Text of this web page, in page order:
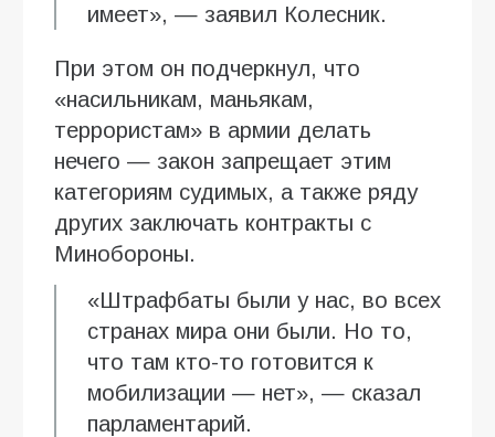
имеет», — заявил Колесник.
При этом он подчеркнул, что
«насильникам, маньякам,
террористам» в армии делать
нечего — закон запрещает этим
категориям судимых, а также ряду
других заключать контракты с
Минобороны.
«Штрафбаты были у нас, во всех
странах мира они были. Но то,
что там кто-то готовится к
мобилизации — нет», — сказал
парламентарий.